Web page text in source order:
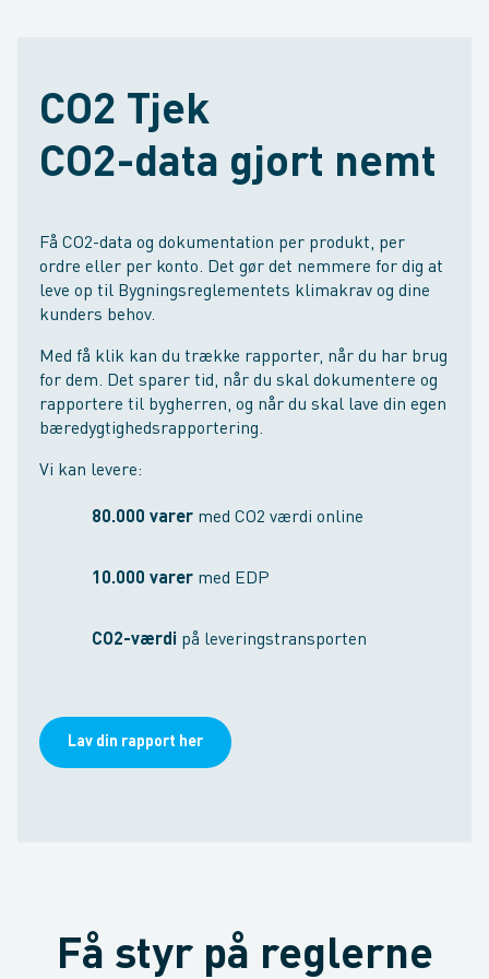
CO2 Tjek
CO2-data gjort nemt
Få CO2-data og dokumentation per produkt, per
ordre eller per konto. Det gør det nemmere for dig at
leve op til Bygningsreglementets klimakrav og dine
kunders behov.
Med få klik kan du trække rapporter, når du har brug
for dem. Det sparer tid, når du skal dokumentere og
rapportere til bygherren, og når du skal lave din egen
bæredygtighedsrapportering.
Vi kan levere:
80.000 varer med CO2 værdi online
10.000 varer med EDP
CO2-værdi på leveringstransporten
Lav din rapport her
Få styr på reglerne